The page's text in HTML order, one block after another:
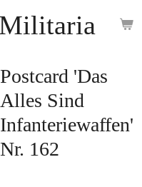
Postcard 'Das
Alles Sind
Infanteriewaffen'
Nr. 162